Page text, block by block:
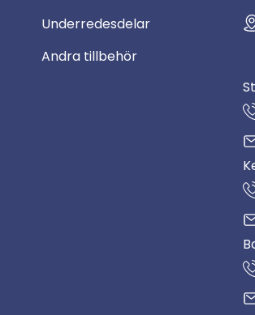
Underredesdelar
Andra tillbehör